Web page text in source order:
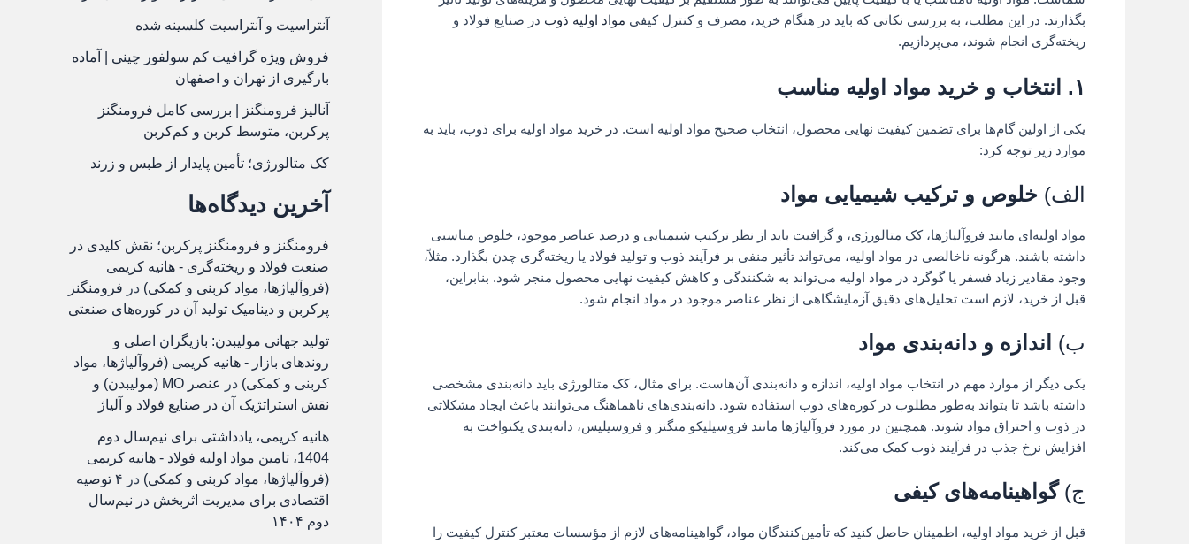
بگذارند. در این مطلب، به بررسی نکاتی که باید در هنگام خرید، مصرف و کنترل کیفی مواد اولیه ذوب در صنایع فولاد و
ریخته‌گری انجام شوند، می‌پردازیم.
۱. انتخاب و خرید مواد اولیه مناسب
یکی از اولین گام‌ها برای تضمین کیفیت نهایی محصول، انتخاب صحیح مواد اولیه است. در خرید مواد اولیه برای ذوب، باید به
موارد زیر توجه کرد:
الف) خلوص و ترکیب شیمیایی مواد
مواد اولیه‌ای مانند فروآلیاژها، کک متالورژی، و گرافیت باید از نظر ترکیب شیمیایی و درصد عناصر موجود، خلوص مناسبی
داشته باشند. هرگونه ناخالصی در مواد اولیه، می‌تواند تأثیر منفی بر فرآیند ذوب و تولید فولاد یا ریخته‌گری چدن بگذارد. مثلاً،
وجود مقادیر زیاد فسفر یا گوگرد در مواد اولیه می‌تواند به شکنندگی و کاهش کیفیت نهایی محصول منجر شود. بنابراین،
قبل از خرید، لازم است تحلیل‌های دقیق آزمایشگاهی از نظر عناصر موجود در مواد انجام شود.
ب) اندازه و دانه‌بندی مواد
یکی دیگر از موارد مهم در انتخاب مواد اولیه، اندازه و دانه‌بندی آن‌هاست. برای مثال، کک متالورژی باید دانه‌بندی مشخصی
داشته باشد تا بتواند به‌طور مطلوب در کوره‌های ذوب استفاده شود. دانه‌بندی‌های ناهماهنگ می‌توانند باعث ایجاد مشکلاتی
در ذوب و احتراق مواد شوند. همچنین در مورد فروآلیاژها مانند فروسیلیکو منگنز و فروسیلیس، دانه‌بندی یکنواخت به
افزایش نرخ جذب در فرآیند ذوب کمک می‌کند.
ج)گواهینامه‌های کیفی
قبل از خرید مواد اولیه، اطمینان حاصل کنید که تأمین‌کنندگان مواد، گواهینامه‌های لازم از مؤسسات معتبر کنترل کیفیت را
آنتراسیت و آنتراسیت کلسینه شده
فروش ویژه گرافیت کم سولفور چینی | آماده
بارگیری از تهران و اصفهان
آنالیز فرومنگنز | بررسی کامل فرومنگنز
پرکربن، متوسط کربن و کم‌کربن
کک متالورژی؛ تأمین پایدار از طبس و زرند
آخرین دیدگاه‌ها
فرومنگنز و فرومنگنز پرکربن؛ نقش کلیدی در
صنعت فولاد و ریخته‌گری - هانیه کریمی
(فروآلیاژها، مواد کربنی و کمکی) در فرومنگنز
پرکربن و دینامیک تولید آن در کوره‌های صنعتی
تولید جهانی مولیبدن: بازیگران اصلی و
روندهای بازار - هانیه کریمی (فروآلیاژها، مواد
کربنی و کمکی) در
عنصر MO (مولیبدن) و
نقش استراتژیک آن در صنایع فولاد و آلیاژ
هانیه کریمی، یادداشتی برای نیم‌سال دوم
1404، تامین مواد اولیه فولاد - هانیه کریمی
(فروآلیاژها، مواد کربنی و کمکی) در
۴ توصیه
اقتصادی برای مدیریت اثربخش در نیم‌سال
دوم ۱۴۰۴